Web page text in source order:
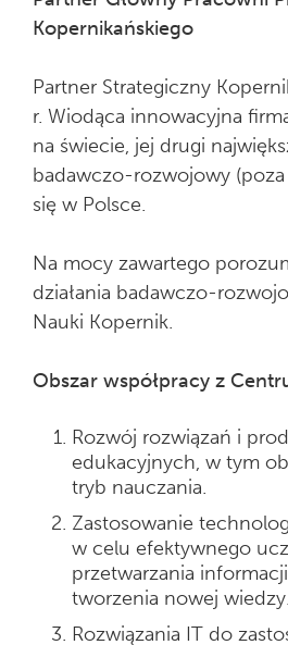
Kopernikańskiego
Partner Strategiczny
r. Wiodąca innowacyjna
na świecie, jej drugi
badawczo-rozwojowy (poza
się w Polsce.
Na mocy zawartego
działania badawczo-
Nauki Kopernik.
Obszar współpracy z
Rozwój rozwiązań i
edukacyjnych, w tym
tryb nauczania.
Zastosowanie
w celu efektywnego
przetwarzania
tworzenia nowej wiedzy.
Rozwiązania IT do